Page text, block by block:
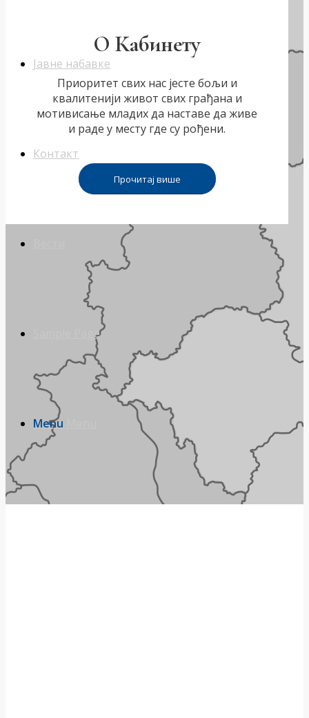
Јавне набавке
Контакт
Sample Page
Menu
О Кабинету
Приоритет свих нас јесте бољи и
квалитенији живот свих грађана и
мотивисање младих да наставе да живе
и раде у месту где су рођени.
Прочитај више